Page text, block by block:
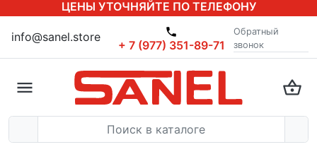
ЦЕНЫ УТОЧНЯЙТЕ ПО ТЕЛЕФОНУ
info@sanel.store
+ 7 (977) 351-89-71
Обратный
звонок